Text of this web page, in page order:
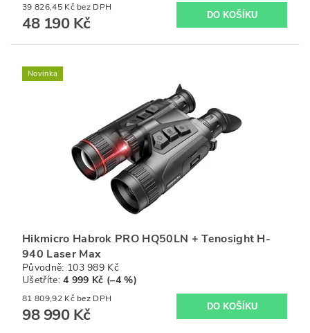
39 826,45 Kč bez DPH
48 190 Kč
Novinka
Hikmicro Habrok PRO HQ50LN + Tenosight H-
940 Laser Max
Původně: 103 989 Kč
Ušetříte:4 999 Kč (–4 %)
81 809,92 Kč bez DPH
98 990 Kč